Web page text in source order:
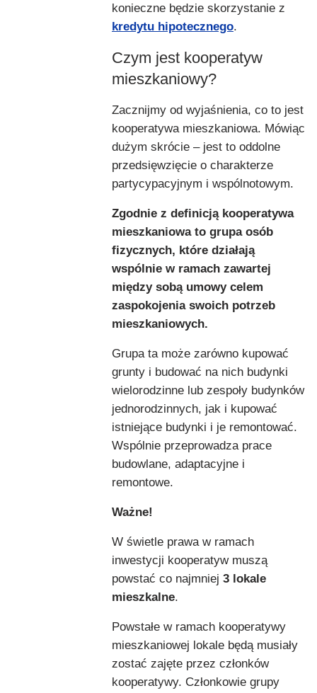
konieczne będzie skorzystanie z
kredytu hipotecznego.
Czym jest kooperatyw
mieszkaniowy?
Zacznijmy od wyjaśnienia, co to jest
kooperatywa mieszkaniowa. Mówiąc
dużym skrócie – jest to oddolne
przedsięwzięcie o charakterze
partycypacyjnym i wspólnotowym.
Zgodnie z definicją kooperatywa
mieszkaniowa to grupa osób
fizycznych, które działają
wspólnie w ramach zawartej
między sobą umowy celem
zaspokojenia swoich potrzeb
mieszkaniowych.
Grupa ta może zarówno kupować
grunty i budować na nich budynki
wielorodzinne lub zespoły budynków
jednorodzinnych, jak i kupować
istniejące budynki i je remontować.
Wspólnie przeprowadza prace
budowlane, adaptacyjne i
remontowe.
Ważne!
W świetle prawa w ramach
inwestycji kooperatyw muszą
powstać co najmniej 3 lokale
mieszkalne.
Powstałe w ramach kooperatywy
mieszkaniowej lokale będą musiały
zostać zajęte przez członków
kooperatywy. Członkowie grupy